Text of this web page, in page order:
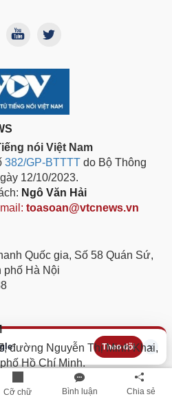
Cỡ chữ Bình luận Chia sẻ
Theo dõi ×
nói Việt Nam
382/GP-BTTTT do Bộ Thông
12/10/2023.
Ngô Văn Hải
toasoan@vtcnews.vn
Quốc gia, Số 58 Quán Sứ,
phố Hà Nội
đường Nguyễn Thị Minh Khai,
Hồ Chí Minh.